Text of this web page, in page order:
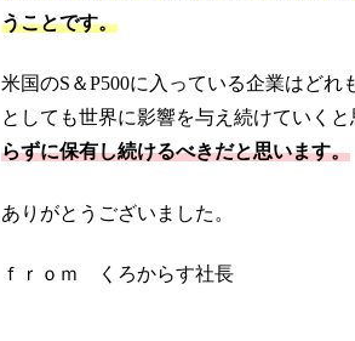
うことです。
米国のS＆P500に入っている企業はど
としても世界に影響を与え続けていくと
らずに保有し続けるべきだと思います。
ありがとうございました。
ｆｒｏｍ くろからす社長